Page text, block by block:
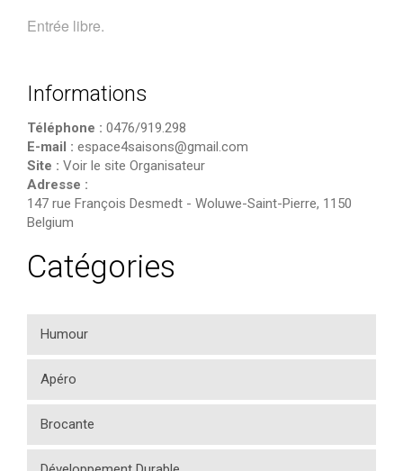
Entrée libre.
Informations
Téléphone : 0476/919.298
E-mail : espace4saisons@gmail.com
Site : Voir le site Organisateur
Adresse :
147 rue François Desmedt - Woluwe-Saint-Pierre, 1150
Belgium
Catégories
Humour
Apéro
Brocante